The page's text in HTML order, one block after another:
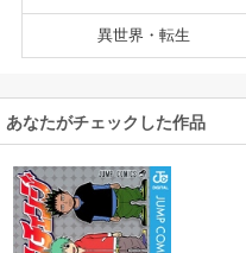
異世界・転生
あなたがチェックした作品